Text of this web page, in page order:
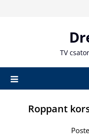
TV
Roppant